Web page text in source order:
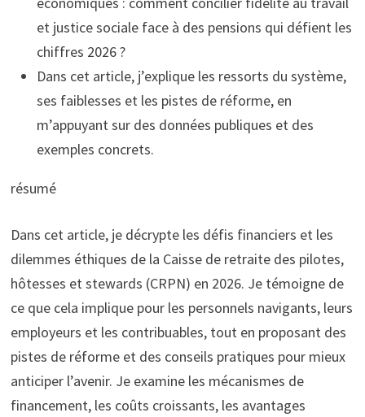
et justice sociale face à des pensions qui défient les
chiffres 2026 ?
Dans cet article, j’explique les ressorts du système,
ses faiblesses et les pistes de réforme, en
m’appuyant sur des données publiques et des
exemples concrets.
résumé
Dans cet article, je décrypte les défis financiers et les
dilemmes éthiques de la Caisse de retraite des pilotes,
hôtesses et stewards (CRPN) en 2026. Je témoigne de
ce que cela implique pour les personnels navigants, leurs
employeurs et les contribuables, tout en proposant des
pistes de réforme et des conseils pratiques pour mieux
anticiper l’avenir. Je examine les mécanismes de
financement, les coûts croissants, les avantages